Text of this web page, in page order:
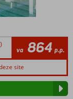
va 864 p.p.
site